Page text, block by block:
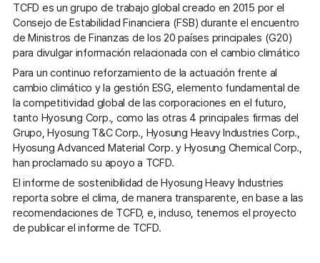
TCFD es un grupo de trabajo global creado en 2015 por el
Consejo de Estabilidad Financiera (FSB) durante el encuentro
de Ministros de Finanzas de los 20 países principales (G20)
para divulgar información relacionada con el cambio climático
Para un continuo reforzamiento de la actuación frente al
cambio climático y la gestión ESG, elemento fundamental de
la competitividad global de las corporaciones en el futuro,
tanto Hyosung Corp., como las otras 4 principales firmas del
Grupo, Hyosung T&C Corp., Hyosung Heavy Industries Corp.,
Hyosung Advanced Material Corp. y Hyosung Chemical Corp.,
han proclamado su apoyo a TCFD.
El informe de sostenibilidad de Hyosung Heavy Industries
reporta sobre el clima, de manera transparente, en base a las
recomendaciones de TCFD, e, incluso, tenemos el proyecto
de publicar el informe de TCFD.